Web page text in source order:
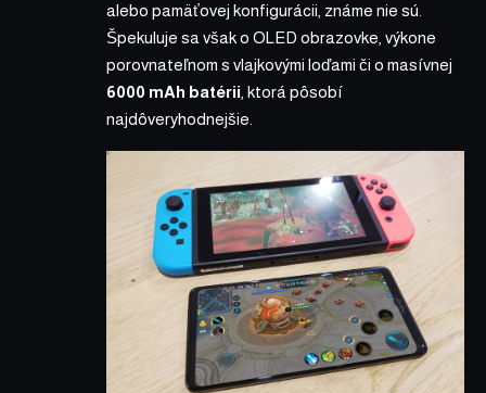
alebo pamäťovej konfigurácii, známe nie sú.
Špekuluje sa však o OLED obrazovke, výkone
porovnateľnom s vlajkovými loďami či o masívnej
6000 mAh batérii , ktorá pôsobí
najdôveryhodnejšie.